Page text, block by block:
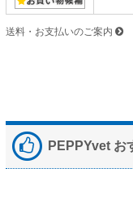
送料・お支払いのご案内
PEPPYvet お